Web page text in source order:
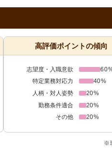
高評価ポイントの傾向
志望度・入職意欲
特定業務対応力
40%
人柄・対人姿勢
20%
勤務条件適合
20%
その他
20%
※